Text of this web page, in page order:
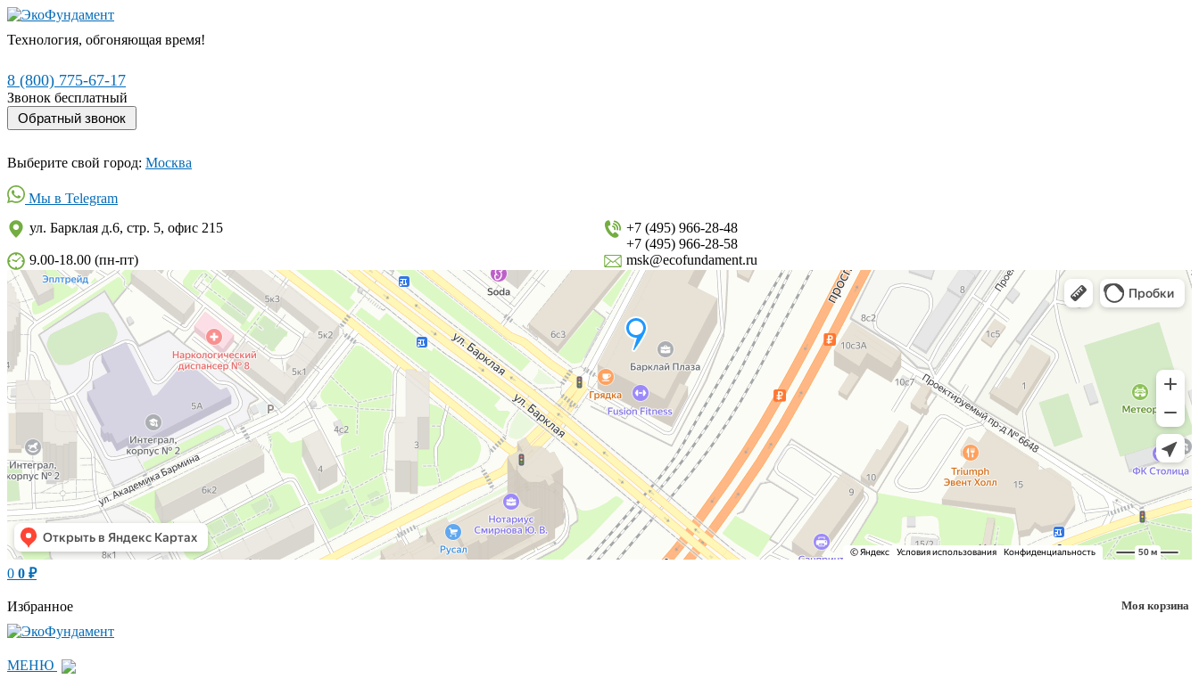
Технология, обгоняющая время!
8 (800) 775-67-17
Звонок бесплатный
Выберите свой город: Москва
Мы в Telegram
ул. Барклая д.6, стр. 5, офис 215
+7 (495) 966-28-48
+7 (495) 966-28-58
9.00-18.00 (пн-пт)
msk@ecofundament.ru
0 0 ₽
Моя корзина
Избранное
МЕНЮ